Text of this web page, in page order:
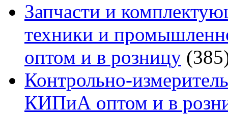
Запчасти и
техники и
оптом и в розницу
Контрольно-
КИПиА оптом и в